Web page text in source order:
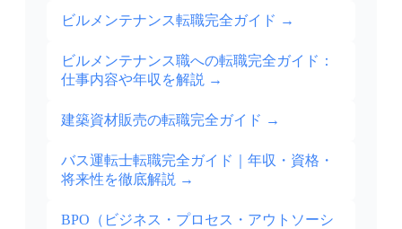
ビルメンテナンス転職完全ガイド →
ビルメンテナンス職への転職完全ガイド：
仕事内容や年収を解説 →
建築資材販売の転職完全ガイド →
バス運転士転職完全ガイド｜年収・資格・
将来性を徹底解説 →
BPO（ビジネス・プロセス・アウトソーシ